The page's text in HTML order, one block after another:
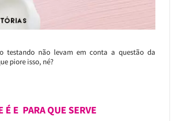
testando não levam em conta a questão da
piore isso, né?
É E PARA QUE SERVE